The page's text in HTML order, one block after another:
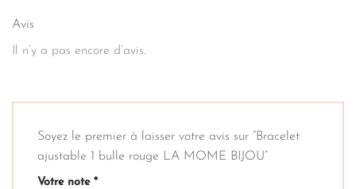
Avis
Il n’y a pas encore d’avis.
Soyez le premier à laisser votre avis sur “Bracelet
ajustable 1 bulle rouge LA MOME BIJOU”
Votre note *